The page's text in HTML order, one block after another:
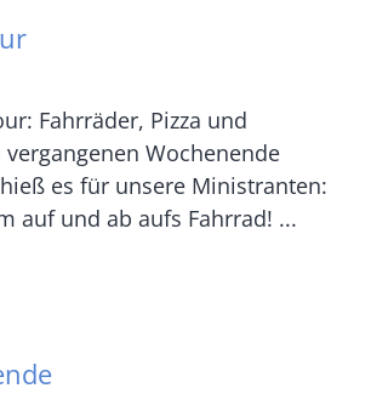
Fahrräder, Pizza und
vergangenen Wochenende
es für unsere Ministranten:
auf und ab aufs Fahrrad! ...